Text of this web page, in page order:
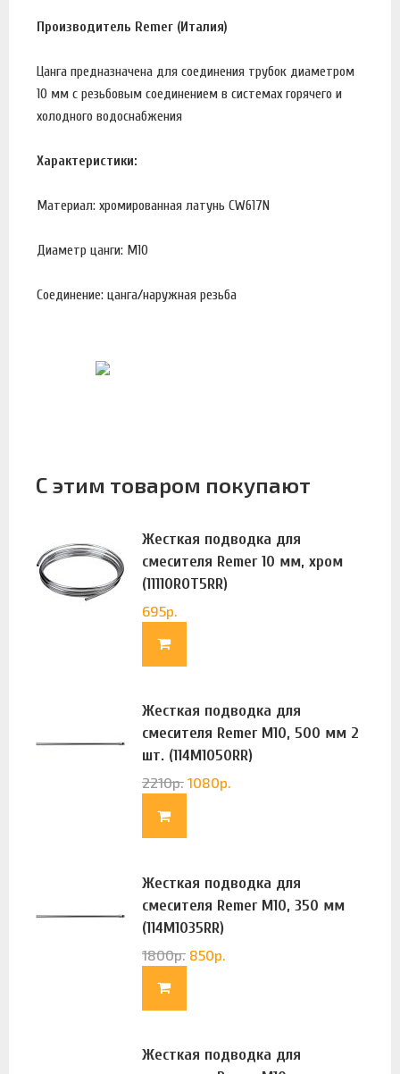
Производитель Remer (Италия)
Цанга предназначена для соединения трубок диаметром
10 мм с резьбовым соединением в системах горячего и
холодного водоснабжения
Характеристики:
Материал: хромированная латунь CW617N
Диаметр цанги: М10
Соединение: цанга/наружная резьба
С этим товаром покупают
Жесткая подводка для
смесителя Remer 10 мм, хром
(11110ROT5RR)
695р.
Жесткая подводка для
смесителя Remer М10, 500 мм 2
шт. (114M1050RR)
2210р. 1080р.
Жесткая подводка для
смесителя Remer М10, 350 мм
(114M1035RR)
1800р. 850р.
Жесткая подводка для